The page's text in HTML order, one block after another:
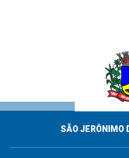
SÃO JERÔNIMO